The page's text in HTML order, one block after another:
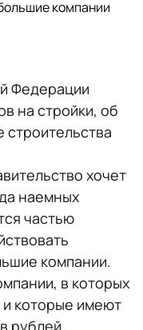
компании
Федерации
на стройки, об
строительства
хочет
наемных
частью
компании.
в которых
которые имеют
рублей.